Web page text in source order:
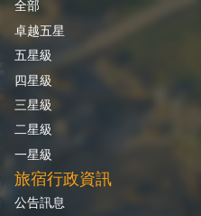
全部
卓越五星
五星級
四星級
三星級
二星級
一星級
旅宿行政資訊
公告訊息